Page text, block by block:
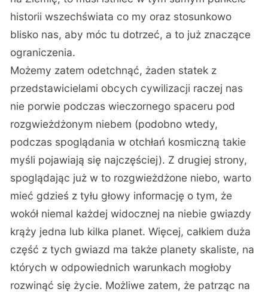
historii wszechświata co my oraz stosunkowo
blisko nas, aby móc tu dotrzeć, a to już znaczące
ograniczenia.
Możemy zatem odetchnąć, żaden statek z
przedstawicielami obcych cywilizacji raczej nas
nie porwie podczas wieczornego spaceru pod
rozgwieżdżonym niebem (podobno wtedy,
podczas spoglądania w otchłań kosmiczną takie
myśli pojawiają się najczęściej). Z drugiej strony,
spoglądając już w to rozgwieżdżone niebo, warto
mieć gdzieś z tyłu głowy informację o tym, że
wokół niemal każdej widocznej na niebie gwiazdy
krąży jedna lub kilka planet. Więcej, całkiem duża
część z tych gwiazd ma także planety skaliste, na
których w odpowiednich warunkach mogłoby
rozwinąć się życie. Możliwe zatem, że patrząc na